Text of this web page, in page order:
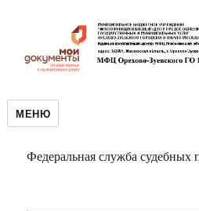
МЕНЮ
Федеральная служба судебных